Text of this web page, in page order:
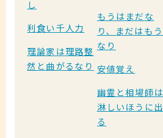
し
利食い千人力
理論家は理路整
然と曲がるなり
もうはまだな
り、まだはもう
なり
安値覚え
幽霊と相場師は
淋しいほうに出
る